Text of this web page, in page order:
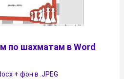
по шахматам в Word
+ фон в .JPEG